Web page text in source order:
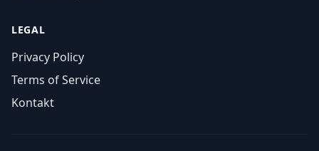
LEGAL
Privacy Policy
Terms of Service
Kontakt